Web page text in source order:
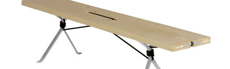
Freischwinger
Barhocker
Hocker